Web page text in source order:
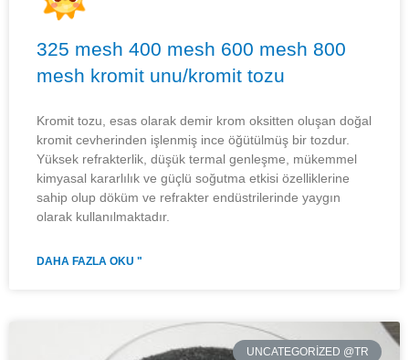
325 mesh 400 mesh 600 mesh 800
mesh kromit unu/kromit tozu
Kromit tozu, esas olarak demir krom oksitten oluşan doğal
kromit cevherinden işlenmiş ince öğütülmüş bir tozdur.
Yüksek refrakterlik, düşük termal genleşme, mükemmel
kimyasal kararlılık ve güçlü soğutma etkisi özelliklerine
sahip olup döküm ve refrakter endüstrilerinde yaygın
olarak kullanılmaktadır.
DAHA FAZLA OKU "
UNCATEGORIZED @TR